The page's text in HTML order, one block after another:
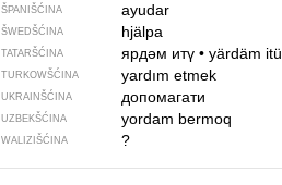
ŠPANIŠĆINA ayudar
ŠWEDŠĆINA hjälpa
TATARŠĆINA ярдәм итү •yärdäm itü
TURKOWŠĆINA yardım etmek
UKRAINŠĆINA допомагати
UZBEKŠĆINA yordam bermoq
WALIZIŠĆINA ?